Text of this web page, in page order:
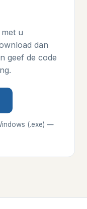
u
dan
geef de code
(.exe) —